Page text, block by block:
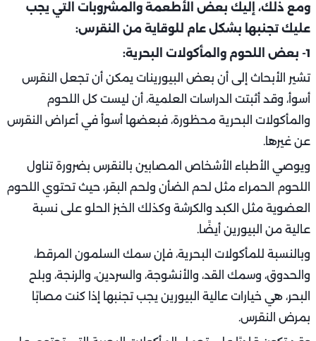
ومع ذلك، إليك بعض الأطعمة والمشروبات التي يجب
عليك تجنبها بشكل عام للوقاية من النقرس:
1- بعض اللحوم والمأكولات البحرية:
تشير الأبحاث إلى أن بعض البيورينات يمكن أن تجعل النقرس
أسوأ، وقد أثبتت الدراسات العلمية، أن ليست كل اللحوم
والمأكولات البحرية محظورة، فبعضها أسوأ في أعراض النقرس
عن غيرها.
ويوصي الأطباء الأشخاص المصابين بالنقرس بضرورة تناول
اللحوم الحمراء مثل لحم الضأن ولحم البقر، حيث تحتوي اللحوم
العضوية مثل الكبد والكرشة وكذلك الخبز الحلو على نسبة
عالية من البيورين أيضًا.
وبالنسبة للمأكولات البحرية، فإن سمك السلمون المرقط،
والحدوق، وسمك القد، والأنشوجة، والسردين، والرنجة، وبلح
البحر، هي خيارات عالية البيورين يجب تجنبها إذا كنت مصابًا
بمرض النقرس.